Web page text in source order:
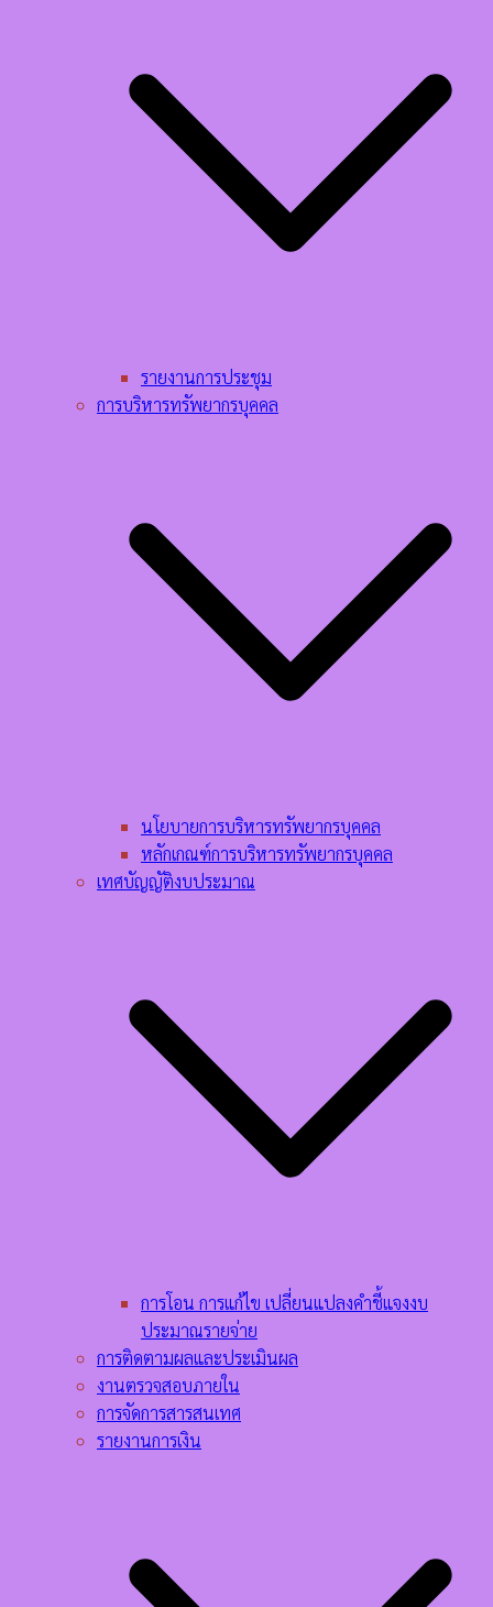
รายงานการประชุม
การบริหารทรัพยากรบุคคล
นโยบายการบริหารทรัพยากรบุคคล​
หลักเกณฑ์การบริหารทรัพยากรบุคคล​
เทศบัญญัติงบประมาณ
การโอน การแก้ไข เปลี่ยนแปลงคำชี้แจงงบ
ประมาณรายจ่าย
การติดตามผลและประเมินผล
งานตรวจสอบภายใน
การจัดการสารสนเทศ
รายงานการเงิน